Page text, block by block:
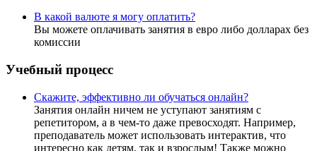
В какой валюте я могу оплатить?
Вы можете оплачивать занятия в евро либо долларах без
комиссии
Учебный процесс
Скажите, эффективно ли обучаться онлайн?
Занятия онлайн ничем не уступают занятиям с
репетитором, а в чем-то даже превосходят. Например,
преподаватель может использовать интерактив, что
интересно как детям, так и взрослым! Также можно